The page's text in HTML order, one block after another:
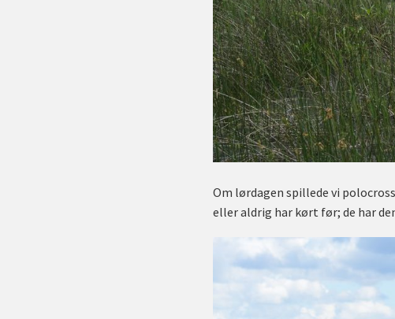
Om lørdagen spillede vi
eller aldrig har kørt før; de har